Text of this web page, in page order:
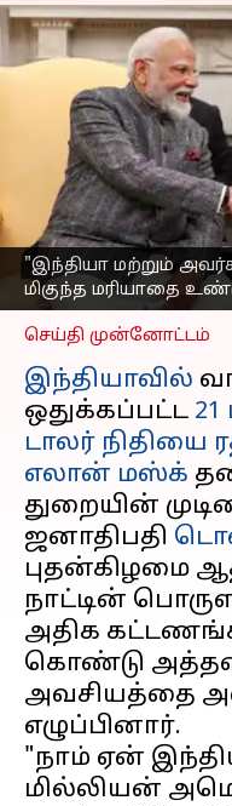
"இந்தியா மற்றும்
மிகுந்த மரியாதை
செய்தது
டிரம்ப்
எழுதியவர் Venkatalakshmi V
செய்தி முன்னோட்டம்
இந்தியாவில்
ஒதுக்கப்பட்ட
டாலர் நிதியை
எலான் மஸ்க்
துறையின்
ஜனாதிபதி
புதன்கிழமை
நாட்டின்
அதிக
கொண்டு
அவசியத்தை
எழுப்பினார்.
"நாம் ஏன்
மில்லியன்